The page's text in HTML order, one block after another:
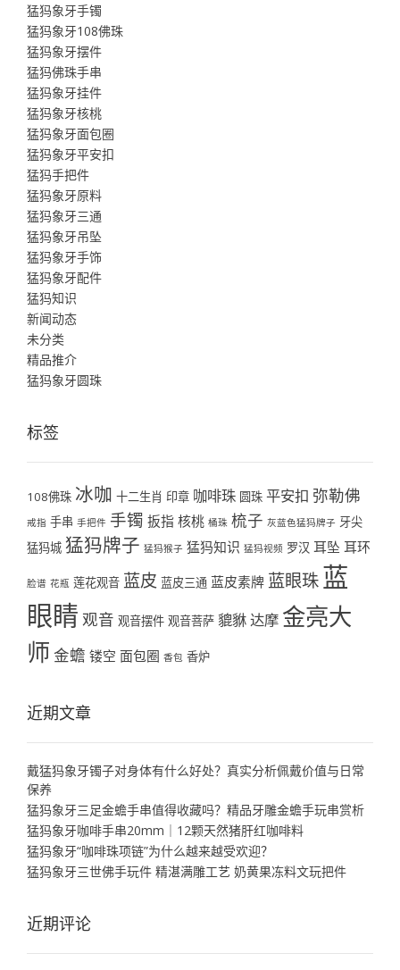
猛犸象牙手镯
猛犸象牙108佛珠
猛犸象牙摆件
猛犸佛珠手串
猛犸象牙挂件
猛犸象牙核桃
猛犸象牙面包圈
猛犸象牙平安扣
猛犸手把件
猛犸象牙原料
猛犸象牙三通
猛犸象牙吊坠
猛犸象牙手饰
猛犸象牙配件
猛犸知识
新闻动态
未分类
精品推介
猛犸象牙圆珠
标签
108佛珠 冰咖 十二生肖 印章 咖啡珠 圆珠 平安扣 弥勒佛
戒指 手串 手把件 手镯 扳指 核桃 桶珠 梳子 灰蓝色猛犸牌子 牙尖
猛犸城 猛犸牌子 猛犸猴子 猛犸知识 猛犸视频 罗汉 耳坠 耳环
脸谱 花瓶 莲花观音 蓝皮 蓝皮三通 蓝皮素牌 蓝眼珠蓝
眼睛 观音 观音摆件 观音菩萨 貔貅达摩 金亮大
师 金蟾 镂空 面包圈 香包 香炉
近期文章
戴猛犸象牙镯子对身体有什么好处？真实分析佩戴价值与日常
保养
猛犸象牙三足金蟾手串值得收藏吗？精品牙雕金蟾手玩串赏析
猛犸象牙咖啡手串20mm｜12颗天然猪肝红咖啡料
猛犸象牙“咖啡珠项链”为什么越来越受欢迎？
猛犸象牙三世佛手玩件 精湛满雕工艺 奶黄果冻料文玩把件
近期评论